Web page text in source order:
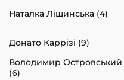
Наталка Ліщинська (4)
Донато Каррізі (9)
Володимир Островський
(6)